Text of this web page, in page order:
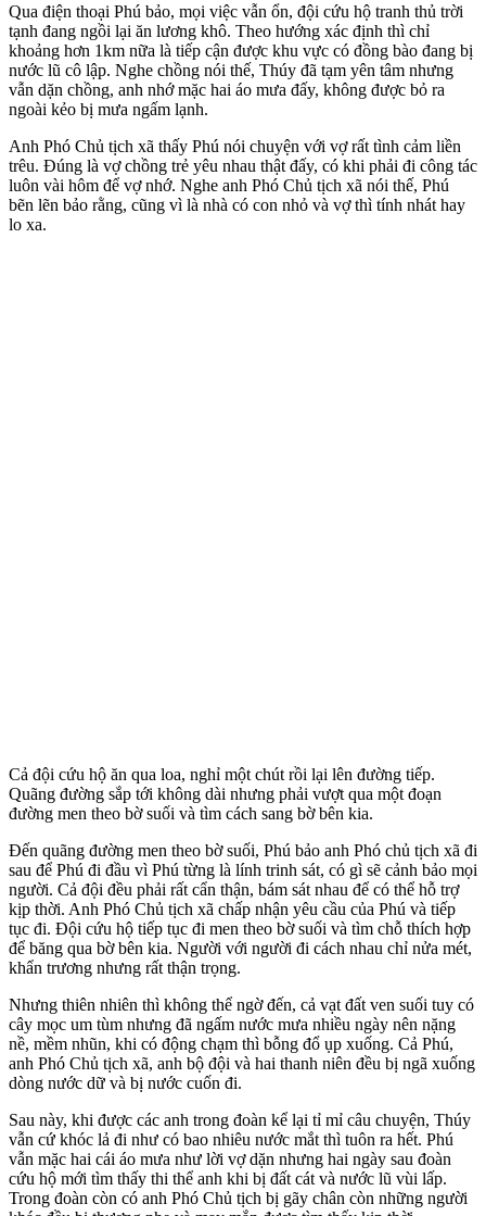
Qua điện thoại Phú bảo, mọi việc vẫn ổn, đội cứu hộ tranh thủ trời
tạnh đang ngồi lại ăn lương khô. Theo hướng xác định thì chỉ
khoảng hơn 1km nữa là tiếp cận được khu vực có đồng bào đang bị
nước lũ cô lập. Nghe chồng nói thế, Thúy đã tạm yên tâm nhưng
vẫn dặn chồng, anh nhớ mặc hai áo mưa đấy, không được bỏ ra
ngoài kẻo bị mưa ngấm lạnh.
Anh Phó Chủ tịch xã thấy Phú nói chuyện với vợ rất tình cảm liền
trêu. Đúng là vợ chồng trẻ yêu nhau thật đấy, có khi phải đi công tác
luôn vài hôm để vợ nhớ. Nghe anh Phó Chủ tịch xã nói thế, Phú
bẽn lẽn bảo rằng, cũng vì là nhà có con nhỏ và vợ thì tính nhát hay
lo xa.
Cả đội cứu hộ ăn qua loa, nghỉ một chút rồi lại lên đường tiếp.
Quãng đường sắp tới không dài nhưng phải vượt qua một đoạn
đường men theo bờ suối và tìm cách sang bờ bên kia.
Đến quãng đường men theo bờ suối, Phú bảo anh Phó chủ tịch xã đi
sau để Phú đi đầu vì Phú từng là lính trinh sát, có gì sẽ cảnh bảo mọi
người. Cả đội đều phải rất cẩn thận, bám sát nhau để có thể hỗ trợ
kịp thời. Anh Phó Chủ tịch xã chấp nhận yêu cầu của Phú và tiếp
tục đi. Đội cứu hộ tiếp tục đi men theo bờ suối và tìm chỗ thích hợp
để băng qua bờ bên kia. Người với người đi cách nhau chỉ nửa mét,
khẩn trương nhưng rất thận trọng.
Nhưng thiên nhiên thì không thể ngờ đến, cả vạt đất ven suối tuy có
cây mọc um tùm nhưng đã ngấm nước mưa nhiều ngày nên nặng
nề, mềm nhũn, khi có động chạm thì bỗng đổ ụp xuống. Cả Phú,
anh Phó Chủ tịch xã, anh bộ đội và hai thanh niên đều bị ngã xuống
dòng nước dữ và bị nước cuốn đi.
Sau này, khi được các anh trong đoàn kể lại tỉ mỉ câu chuyện, Thúy
vẫn cứ khóc lả đi như có bao nhiêu nước mắt thì tuôn ra hết. Phú
vẫn mặc hai cái áo mưa như lời vợ dặn nhưng hai ngày sau đoàn
cứu hộ mới tìm thấy th‌i th‌ể anh khi bị đất cát và nước lũ vùi lấp.
Trong đoàn còn có anh Phó Chủ tịch bị gãy chân còn những người